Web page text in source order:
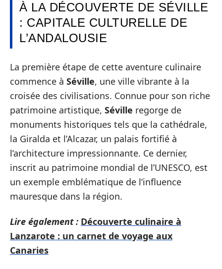
À LA DÉCOUVERTE DE SÉVILLE
: CAPITALE CULTURELLE DE
L’ANDALOUSIE
La première étape de cette aventure culinaire
commence à Séville, une ville vibrante à la
croisée des civilisations. Connue pour son riche
patrimoine artistique, Séville regorge de
monuments historiques tels que la cathédrale,
la Giralda et l’Alcazar, un palais fortifié à
l’architecture impressionnante. Ce dernier,
inscrit au patrimoine mondial de l’UNESCO, est
un exemple emblématique de l’influence
mauresque dans la région.
Lire également : Découverte culinaire à
Lanzarote : un carnet de voyage aux
Canaries